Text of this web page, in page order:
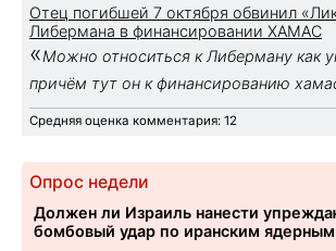
Отец погибшей 7 октября обвинил
Либермана в финансировании ХАМАС
«Можно относиться к Либерману как
причём тут он к финансированию
Средняя оценка комментария: 12
Опрос недели
Должен ли Израиль нанести
бомбовый удар по иранским